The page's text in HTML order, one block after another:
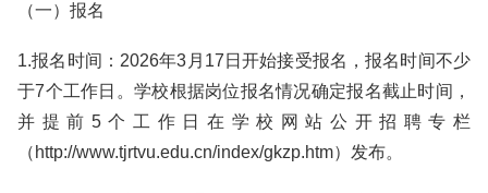
（一）报名
1.报名时间：2026年3月17日开始接受报名，报名时间不少
于7个工作日。学校根据岗位报名情况确定报名截止时间，
并提前5个工作日在学校网站公开招聘专栏
（http://www.tjrtvu.edu.cn/index/gkzp.htm）发布。